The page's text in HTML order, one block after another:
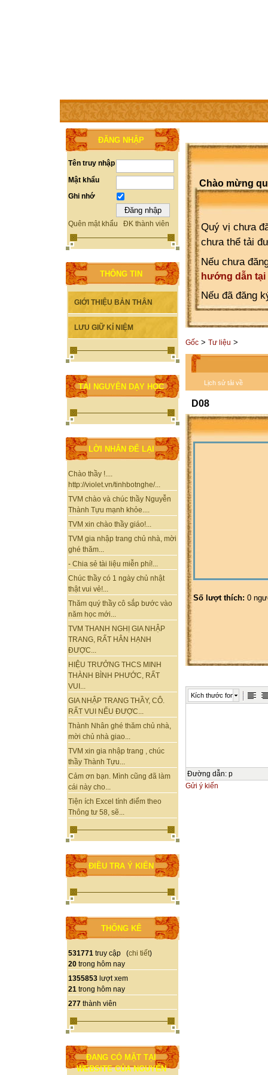
TRANG CHỦ THÀNH VIÊN TRỢ GIÚP WEBSITE
ĐĂNG NHẬP
Tên truy nhập
Mật khẩu
Ghi nhớ
Quên mật khẩu ĐK thành viên
THÔNG TIN
GIỚI THIỆU BẢN THÂN
LƯU GIỮ KỈ NIỆM
TÀI NGUYÊN DẠY HỌC
LỜI NHẮN ĐỂ LẠI
Chào thầy !....
http://violet.vn/tinhbotnghe/...
TVM chào và chúc thầy Nguyễn
Thành Tựu mạnh khỏe....
TVM xin chào thầy giáo!...
TVM gia nhập trang chủ nhà, mời
ghé thăm...
- Chia sẻ tài liệu miễn phí!...
Chúc thầy có 1 ngày chủ nhật
thật vui vẻ!...
Thăm quý thầy cô sắp bước vào
năm học mới...
TVM THANH NGHỊ GIA NHẬP
TRANG, RẤT HÂN HẠNH
ĐƯỢC...
HIỆU TRƯỞNG THCS MINH
THÀNH BÌNH PHƯỚC, RẤT
VUI...
GIA NHẬP TRANG THẦY, CÔ.
RẤT VUI NẾU ĐƯỢC...
Thành Nhân ghé thăm chủ nhà,
mời chủ nhà giao...
TVM xin gia nhập trang , chúc
thầy Thành Tựu...
Cảm ơn bạn. Mình cũng đã làm
cái này cho...
Tiện ích Excel tính điểm theo
Thông tư 58, sẽ...
ĐIỀU TRA Ý KIẾN
THỐNG KÊ
531771 truy cập (chi tiết)
20 trong hôm nay
1355853 lượt xem
21 trong hôm nay
277 thành viên
ĐANG CÓ MẶT TẠI
WEBSITE CỦA NGUYỄN
Chào mừng
Quý vị chưa
chưa thể tải
Nếu chưa
hướng dẫn tại
Nếu đã đăng
Gốc > Tư liệu >
Lịch sử tải về
D08
Số lượt thích: 0
Kích thước font
Đường dẫn: p
Gửi ý kiến